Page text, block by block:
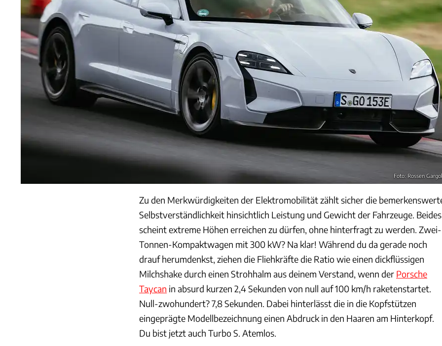
Foto: Rossen
Zu den Merkwürdigkeiten der Elektromobilität zählt sicher die
Selbstverständlichkeit hinsichtlich Leistung und Gewicht der Fahrzeuge. Beides
scheint extreme Höhen erreichen zu dürfen, ohne hinterfragt zu werden. Zwei-
Tonnen-Kompaktwagen mit 300 kW? Na klar! Während du da gerade noch
drauf herumdenkst, ziehen die Fliehkräfte die Ratio wie einen dickflüssigen
Milchshake durch einen Strohhalm aus deinem Verstand, wenn der Porsche
Taycan in absurd kurzen 2,4 Sekunden von null auf 100 km/h raketenstartet.
Null-zwohundert? 7,8 Sekunden. Dabei hinterlässt die in die Kopfstützen
eingeprägte Modellbezeichnung einen Abdruck in den Haaren am Hinterkopf.
Du bist jetzt auch Turbo S. Atemlos.